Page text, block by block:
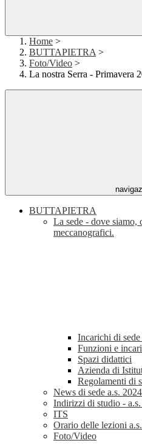
Home >
BUTTAPIETRA >
Foto/Video >
La nostra Serra - Primavera
BUTTAPIETRA
La sede - dove siamo,
meccanografici.
Incarichi di
Funzioni e
Spazi didattici
Azienda di
Regolamenti di
News di sede a.s.
Indirizzi di studio -
ITS
Orario delle lezioni
Foto/Video